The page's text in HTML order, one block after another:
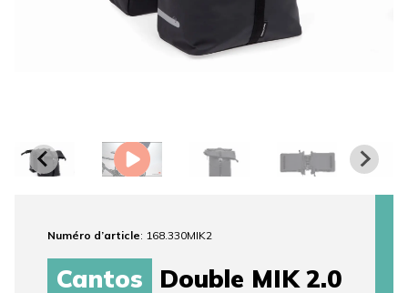
Numéro d’article: 168.330MIK2
Cantos Double MIK 2.0